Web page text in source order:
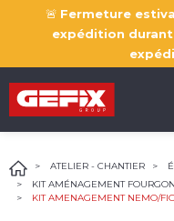
🚨 Fermeture
expédition
ATELIER - CHANTIER
KIT AMÉNAGEMENT
KIT AMENAGEMENT NEMO/